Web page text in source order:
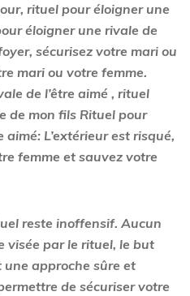
rituel pour éloigner une
éloigner une rivale de
sécurisez votre mari ou
mari ou votre femme.
de l’être aimé , rituel
de mon fils Rituel pour
L’extérieur est risqué,
femme et sauvez votre
reste inoffensif. Aucun
visée par le rituel, le but
une approche sûre et
de sécuriser votre